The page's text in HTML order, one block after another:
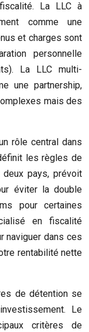
La LLC à
comme une
et charges sont
personnelle
La LLC multi-
une partnership,
mais des
rôle central dans
les règles de
pays, prévoit
éviter la double
pour certaines
en fiscalité
naviguer dans ces
rentabilité nette
de détention se
Le
critères de